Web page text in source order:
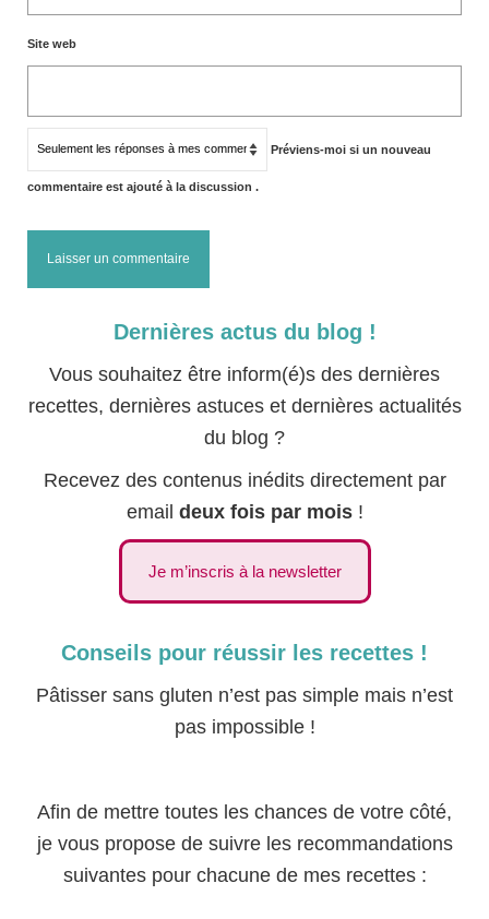
Site web
Préviens-moi si un nouveau
commentaire est ajouté à la discussion .
Dernières actus du blog !
Vous souhaitez être inform(é)s des dernières
recettes, dernières astuces et dernières actualités
du blog ?
Recevez des contenus inédits directement par
email deux fois par mois!
Je m’inscris à la newsletter
Conseils pour réussir les recettes !
Pâtisser sans gluten n’est pas simple mais n’est
pas impossible !
Afin de mettre toutes les chances de votre côté,
je vous propose de suivre les recommandations
suivantes pour chacune de mes recettes :